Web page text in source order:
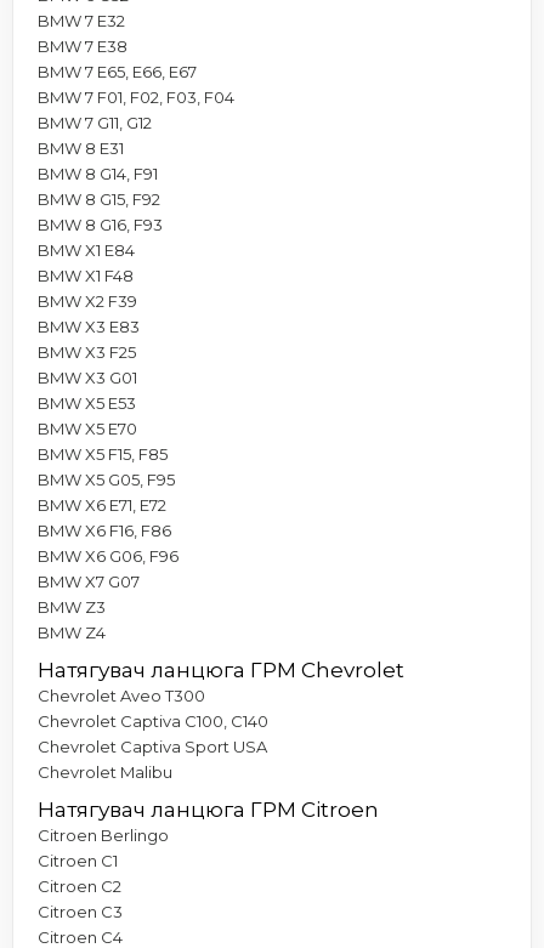
BMW 7 E32
BMW 7 E38
BMW 7 E65, E66, E67
BMW 7 F01, F02, F03, F04
BMW 7 G11, G12
BMW 8 E31
BMW 8 G14, F91
BMW 8 G15, F92
BMW 8 G16, F93
BMW X1 E84
BMW X1 F48
BMW X2 F39
BMW X3 E83
BMW X3 F25
BMW X3 G01
BMW X5 E53
BMW X5 E70
BMW X5 F15, F85
BMW X5 G05, F95
BMW X6 E71, E72
BMW X6 F16, F86
BMW X6 G06, F96
BMW X7 G07
BMW Z3
BMW Z4
Натягувач ланцюга ГРМ Chevrolet
Chevrolet Aveo T300
Chevrolet Captiva C100, C140
Chevrolet Captiva Sport USA
Chevrolet Malibu
Натягувач ланцюга ГРМ Citroen
Citroen Berlingo
Citroen C1
Citroen C2
Citroen C3
Citroen C4